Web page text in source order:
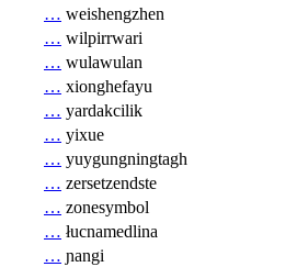
… weishengzhen
… wilpirrwari
… wulawulan
… xionghefayu
… yardakcilik
… yixue
… yuygungningtagh
… zersetzendste
… zonesymbol
… łucnamedlina
… ɲangi